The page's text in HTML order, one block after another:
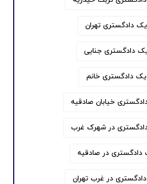
دادگستری تهران
دادگستری جنایی
یک دادگستری خانم
خیابان صادقیه
در شهرک غرب
دادگستری در صادقیه
در غرب تهران